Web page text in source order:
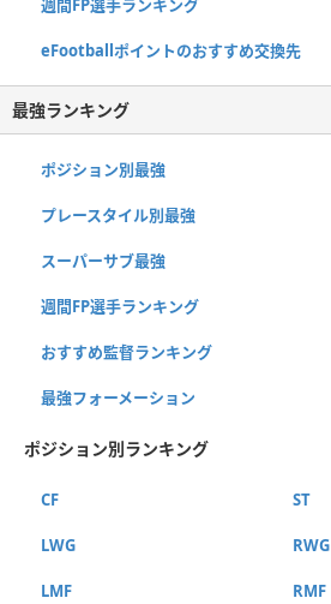
週間FP選手ランキング
eFootballポイントのおすすめ交換先
最強ランキング
ポジション別最強
プレースタイル別最強
スーパーサブ最強
週間FP選手ランキング
おすすめ監督ランキング
最強フォーメーション
ポジション別ランキング
CF ST
LWG RWG
LMF RMF